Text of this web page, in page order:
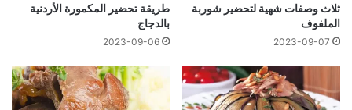
ثلاث وصفات شهية لتحضير شوربة
الملفوف
2023-09-07
طريقة تحضير المكمورة الأردنية
بالدجاج
2023-09-06